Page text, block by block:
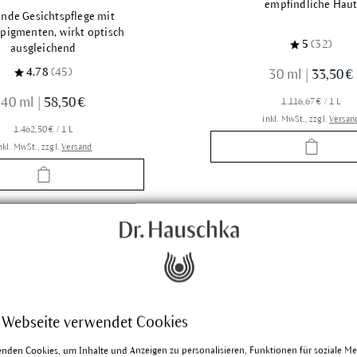
verwendet Cookies
Cookies, um Inhalte und Anzeigen zu personalisieren, Funktionen für soziale
Gesichtspflege mit
wirkt optisch
ausgleichend
4.78 (45)
40 ml 58,50 €
1.462,50 € / 1 L
MwSt., zzgl.Versand
empfindliche Haut
5 (32)
30 ml 33,50 €
1.116,67 € / 1 L
inkl. MwSt., zzgl.